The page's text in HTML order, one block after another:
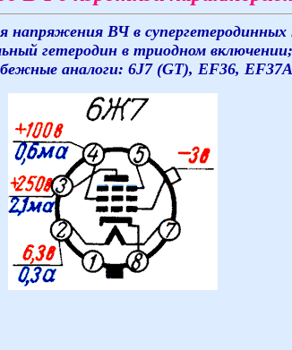
напряжения ВЧ в
гетеродин в триодном
аналоги: 6J7 (GT), EF36,